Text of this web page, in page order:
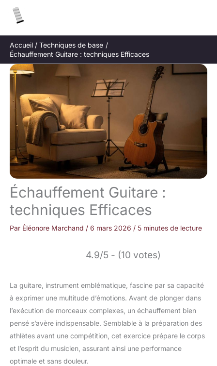
Accueil
Techniques de base
Échauffement Guitare : techniques Efficaces
Échauffement Guitare :
techniques Efficaces
Par Éléonore Marchand / 6 mars 2026 / 5 minutes de lecture
4.9/5 - (10 votes)
La guitare, instrument emblématique, fascine par sa capacité
à exprimer une multitude d’émotions. Avant de plonger dans
l’exécution de morceaux complexes, un échauffement bien
pensé s’avère indispensable. Semblable à la préparation des
athlètes avant une compétition, cet exercice prépare le corps
et l’esprit du musicien, assurant ainsi une performance
optimale et sans douleur.
h
r
h